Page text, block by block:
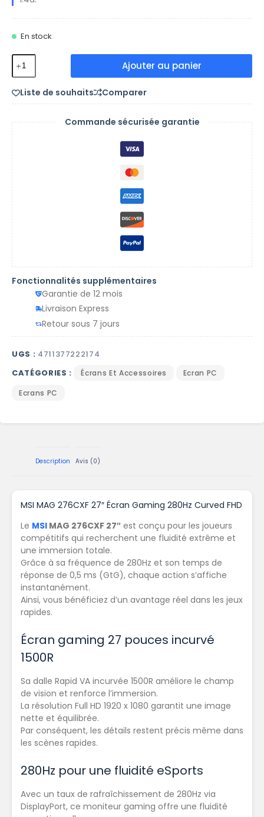
En stock
Ajouter au panier
Liste de souhaits Comparer
Commande sécurisée garantie
Fonctionnalités supplémentaires
Garantie de 12 mois
Livraison Express
Retour sous 7 jours
UGS : 4711377222174
CATÉGORIES :
Écrans Et Accessoires
Ecran PC
Ecrans PC
Description Avis (0)
MSI MAG 276CXF 27″ Écran Gaming 280Hz Curved FHD
Le MSI MAG 276CXF 27″ est conçu pour les joueurs
compétitifs qui recherchent une fluidité extrême et
une immersion totale.
Grâce à sa fréquence de 280Hz et son temps de
réponse de 0,5 ms (GtG), chaque action s’affiche
instantanément.
Ainsi, vous bénéficiez d’un avantage réel dans les jeux
rapides.
Écran gaming 27 pouces incurvé
1500R
Sa dalle Rapid VA incurvée 1500R améliore le champ
de vision et renforce l’immersion.
La résolution Full HD 1920 x 1080 garantit une image
nette et équilibrée.
Par conséquent, les détails restent précis même dans
les scènes rapides.
280Hz pour une fluidité eSports
Avec un taux de rafraîchissement de 280Hz via
DisplayPort, ce moniteur gaming offre une fluidité